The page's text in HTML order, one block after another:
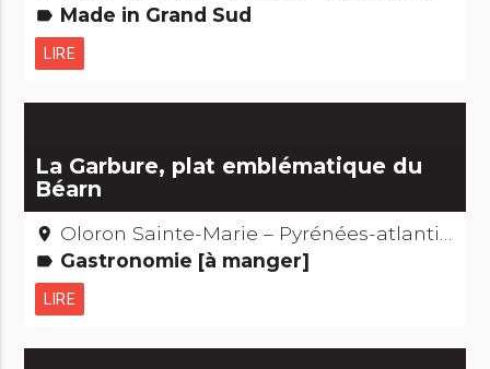
label Made in Grand Sud
LIRE
La Garbure, plat emblématique du
Béarn
place Oloron Sainte-Marie – Pyrénées-atlantiques
label Gastronomie [à manger]
LIRE